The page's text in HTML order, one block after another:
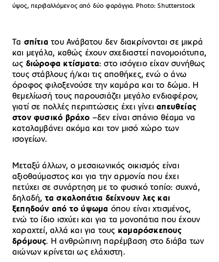
ύψος, περιβαλλόμενος από δύο φαράγγια. Photo: Shutterstock
Τα σπίτιατου Ανάβατου δεν διακρίνονται σε μικρά
και μεγάλα, καθώς έχουν σχεδιαστεί πανομοιότυπα,
ως διώροφα κτίσματα: στο ισόγειο είχαν συνήθως
τους στάβλους ή/και τις αποθήκες, ενώ ο άνω
όροφος φιλοξενούσε την καμάρα και το δώμα. Η
θεμελίωσή τους παρουσιάζει μεγάλο ενδιαφέρον,
γιατί σε πολλές περιπτώσεις έχει γίνειαπευθείας
στον φυσικό βράχο –δεν είναι σπάνιο θέαμα να
καταλαμβάνει ακόμα και τον μισό χώρο των
ισογείων.
Μεταξύ άλλων, ο μεσαιωνικός οικισμός είναι
αξιοθαύμαστος και για την αρμονία που έχει
πετύχει σε συνάρτηση με το φυσικό τοπίο: συχνά,
δηλαδή, τα σκαλοπάτια δείχνουν λες και
ξεπηδούν από το ύψωμα όπου είναι χτισμένος,
ενώ το ίδιο ισχύει και για τα μονοπάτια που έχουν
χαραχτεί, αλλά και για τους καμαρόσκεπους
δρόμους. Η ανθρώπινη παρέμβαση στο διάβα των
αιώνων κρίνεται ως ελάχιστη.